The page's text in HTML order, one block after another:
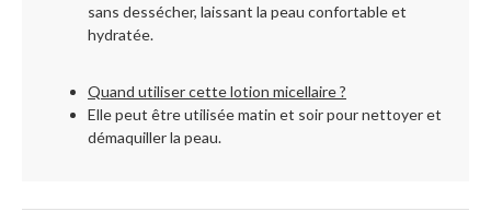
sans dessécher, laissant la peau confortable et
hydratée.
Quand utiliser cette lotion micellaire ?
Elle peut être utilisée matin et soir pour nettoyer et
démaquiller la peau.